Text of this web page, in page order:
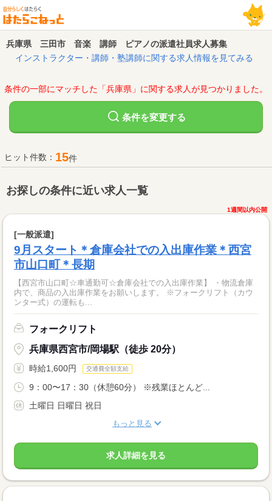
兵庫県 三田市 音楽 講師 ピアノの派遣社員求人募集
インストラクター・講師・塾講師に関する求人情報を見てみる
条件の一部にマッチした「兵庫県」に関する求人が見つかりました。
条件を変更する
ヒット件数： 15件
お探しの条件に近い求人一覧
1週間以内公開
[一般派遣]
9月スタート＊倉庫会社での入出庫作業＊西宮
市山口町＊長期
【西宮市山口町☆車通勤可☆倉庫会社での入出庫作業】 ・物流倉庫
内で、商品の入出庫作業をお願いします。 ※フォークリフト（カウ
ンター式）の運転も...
フォークリフト
兵庫県西宮市/岡場駅（徒歩 20分）
時給1,600円 交通費全額支給
9：00〜17：30（休憩60分） ※残業ほとんど...
土曜日 日曜日 祝日
もっと見る
求人詳細を見る